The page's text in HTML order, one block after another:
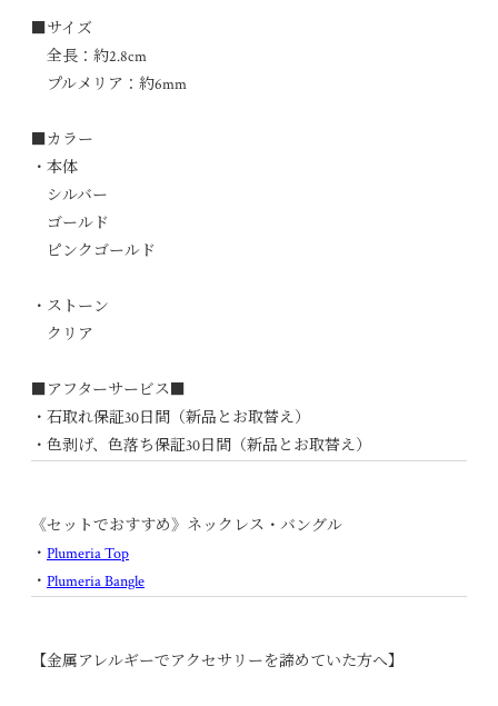
■サイズ
全長：約2.8cm
プルメリア：約6mm
■カラー
・本体
シルバー
ゴールド
ピンクゴールド
・ストーン
クリア
■アフターサービス■
・石取れ保証30日間（新品とお取替え）
・色剥げ、色落ち保証30日間（新品とお取替え）
《セットでおすすめ》ネックレス・バングル
・ Plumeria Top
・ Plumeria Bangle
【金属アレルギーでアクセサリーを諦めていた方へ】